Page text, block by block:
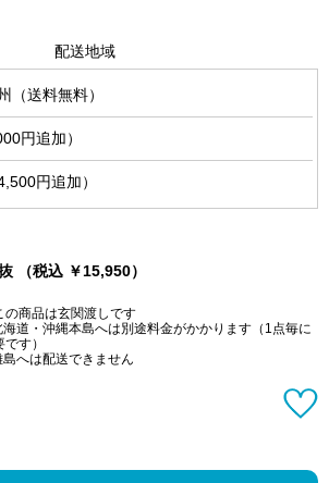
配送地域
（送料無料）
円追加）
円追加）
（税込 ￥15,950）
商品は玄関渡しです
道・沖縄本島へは別途料金がかかります（1点毎に
です）
へは配送できません